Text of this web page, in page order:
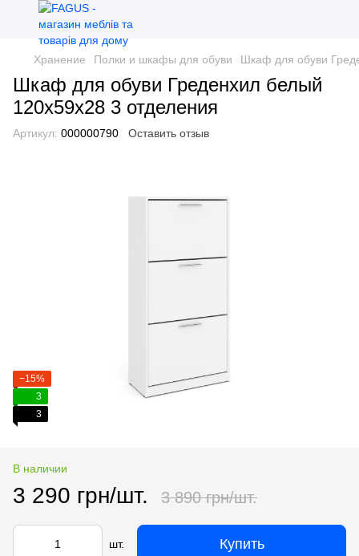
Хранение Полки и шкафы для обуви Шкаф для обуви
Шкаф для обуви Греденхил белый
120х59х28 3 отделения
Артикул: 000000790 Оставить отзыв
−15%
3
3
В наличии
3 290 грн/шт. 3 890 грн/шт.
шт. Купить